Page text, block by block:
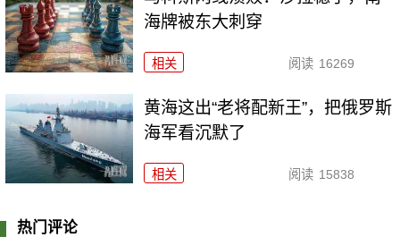
海牌被东大刺穿
相关 阅读 16269
黄海这出“老将配新王”，把俄罗斯
海军看沉默了
相关 阅读 15838
热门评论